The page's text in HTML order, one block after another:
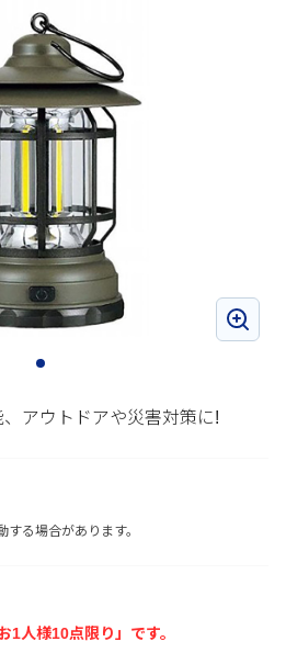
アウトドアや災害対策に!
る場合があります。
1人様10点限り」です。